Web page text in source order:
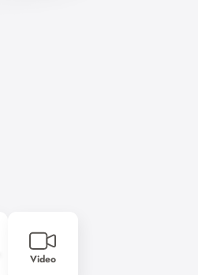
Video